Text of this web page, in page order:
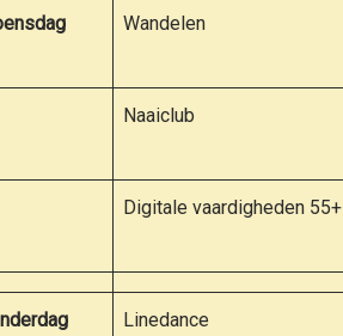
Wandelen
Naaiclub
Digitale vaardigheden 55+
Linedance